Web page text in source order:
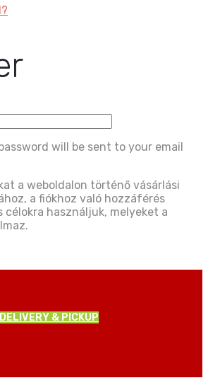
will be sent to your email
a weboldalon történő vásárlási
a fiókhoz való hozzáférés
célokra használjuk, melyeket a
DELIVERY & PICKUP